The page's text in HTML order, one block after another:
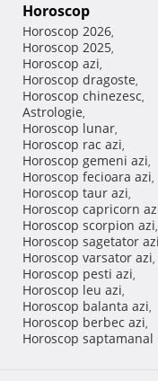
Horoscop
Horoscop 2026,
Horoscop 2025,
Horoscop azi,
Horoscop dragoste,
Horoscop chinezesc,
Astrologie,
Horoscop lunar,
Horoscop rac azi,
Horoscop gemeni azi,
Horoscop fecioara azi,
Horoscop taur azi,
Horoscop capricorn
Horoscop scorpion azi,
Horoscop sagetator azi
Horoscop varsator azi,
Horoscop pesti azi,
Horoscop leu azi,
Horoscop balanta azi,
Horoscop berbec azi,
Horoscop saptamanal